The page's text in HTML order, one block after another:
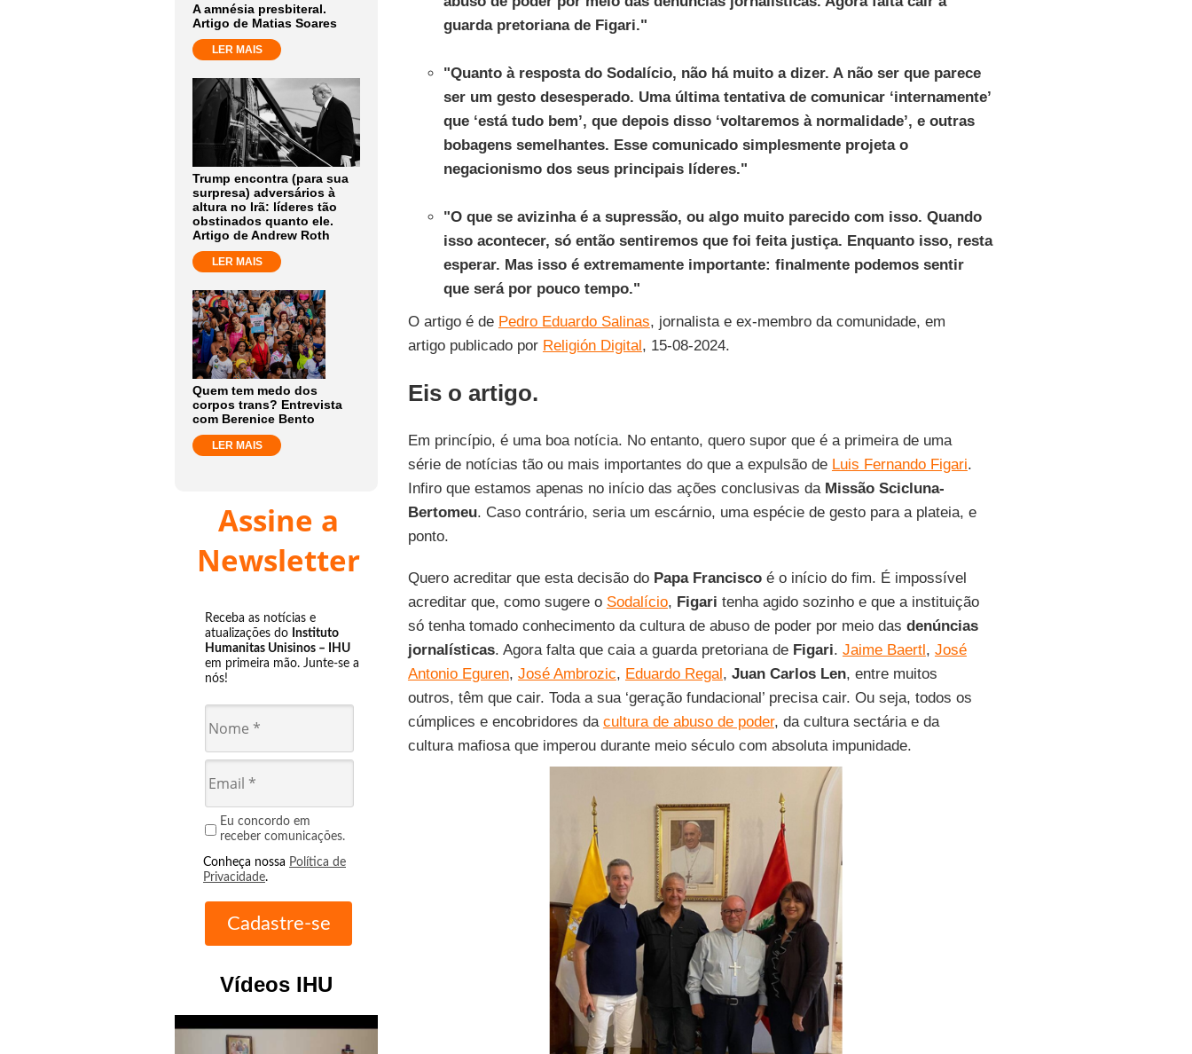
A amnésia presbiteral.
Artigo de Matias Soares
LER MAIS
Trump encontra (para sua
surpresa) adversários à
altura no Irã: líderes tão
obstinados quanto ele.
Artigo de Andrew Roth
LER MAIS
Quem tem medo dos
corpos trans? Entrevista
com Berenice Bento
LER MAIS
Assine a
Newsletter
Receba as notícias e
atualizações do Instituto
Humanitas Unisinos – IHU
em primeira mão. Junte-se a
nós!
Eu concordo em
receber comunicações.
Conheça nossa Política de
Privacidade.
Vídeos IHU
guarda pretoriana de Figari."
"Quanto à resposta do Sodalício, não há muito a dizer. A não ser que parece
ser um gesto desesperado. Uma última tentativa de comunicar ‘internamente’
que ‘está tudo bem’, que depois disso ‘voltaremos à normalidade’, e outras
bobagens semelhantes. Esse comunicado simplesmente projeta o
negacionismo dos seus principais líderes."
"O que se avizinha é a supressão, ou algo muito parecido com isso. Quando
isso acontecer, só então sentiremos que foi feita justiça. Enquanto isso, resta
esperar. Mas isso é extremamente importante: finalmente podemos sentir
que será por pouco tempo."
O artigo é de Pedro Eduardo Salinas, jornalista e ex-membro da comunidade, em
artigo publicado por Religión Digital, 15-08-2024.
Eis o artigo.
Em princípio, é uma boa notícia. No entanto, quero supor que é a primeira de uma
série de notícias tão ou mais importantes do que a expulsão de Luis Fernando Figari.
Infiro que estamos apenas no início das ações conclusivas da Missão Scicluna-
Bertomeu. Caso contrário, seria um escárnio, uma espécie de gesto para a plateia, e
ponto.
Quero acreditar que esta decisão doPapa Franciscoé o início do fim. É impossível
acreditar que, como sugere o Sodalício, Figari tenha agido sozinho e que a instituição
só tenha tomado conhecimento da cultura de abuso de poder por meio das denúncias
jornalísticas. Agora falta que caia a guarda pretoriana de Figari. Jaime Baertl, José
Antonio Eguren, José Ambrozic, Eduardo Regal, Juan Carlos Len, entre muitos
outros, têm que cair. Toda a sua ‘geração fundacional’ precisa cair. Ou seja, todos os
cúmplices e encobridores da cultura de abuso de poder, da cultura sectária e da
cultura mafiosa que imperou durante meio século com absoluta impunidade.